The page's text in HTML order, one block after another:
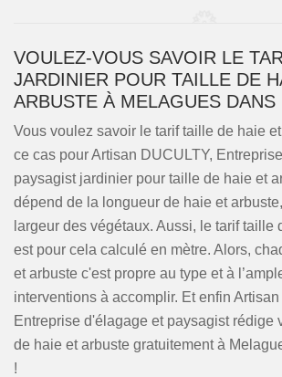
VOULEZ-VOUS SAVOIR LE
JARDINIER POUR TAILLE DE
ARBUSTE À MELAGUES
Vous voulez savoir le tarif taille de haie
ce cas pour Artisan DUCULTY,
paysagist jardinier pour taille de haie et
dépend de la longueur de haie et
largeur des végétaux. Aussi, le tarif taille
est pour cela calculé en mètre. Alors,
et arbuste c'est propre au type et à
interventions à accomplir. Et enfin
Entreprise d'élagage et paysagist rédige
de haie et arbuste gratuitement à
!